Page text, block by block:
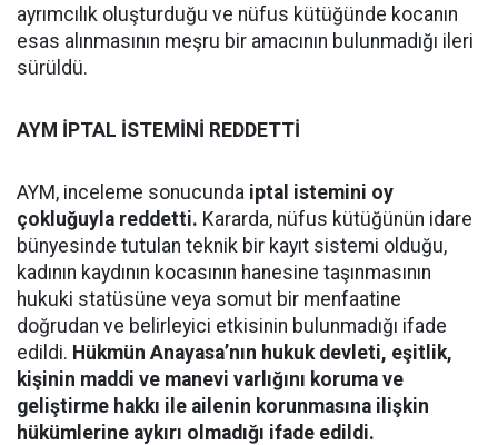
ayrımcılık oluşturduğu ve nüfus kütüğünde kocanın
esas alınmasının meşru bir amacının bulunmadığı ileri
sürüldü.
AYM İPTAL İSTEMİNİ REDDETTİ
AYM, inceleme sonucunda iptal istemini oy
çokluğuyla reddetti. Kararda, nüfus kütüğünün idare
bünyesinde tutulan teknik bir kayıt sistemi olduğu,
kadının kaydının kocasının hanesine taşınmasının
hukuki statüsüne veya somut bir menfaatine
doğrudan ve belirleyici etkisinin bulunmadığı ifade
edildi. Hükmün Anayasa’nın hukuk devleti, eşitlik,
kişinin maddi ve manevi varlığını koruma ve
geliştirme hakkı ile ailenin korunmasına ilişkin
hükümlerine aykırı olmadığı ifade edildi.